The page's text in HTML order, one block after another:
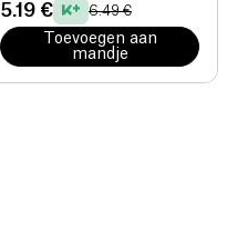
5.19 € 6.49 €
Toevoegen aan
mandje